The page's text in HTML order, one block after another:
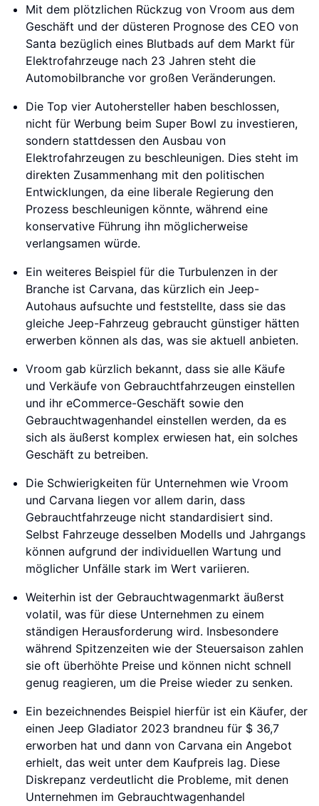
Mit dem plötzlichen Rückzug von Vroom aus dem
Geschäft und der düsteren Prognose des CEO von
Santa bezüglich eines Blutbads auf dem Markt für
Elektrofahrzeuge nach 23 Jahren steht die
Automobilbranche vor großen Veränderungen.
Die Top vier Autohersteller haben beschlossen,
nicht für Werbung beim Super Bowl zu investieren,
sondern stattdessen den Ausbau von
Elektrofahrzeugen zu beschleunigen. Dies steht im
direkten Zusammenhang mit den politischen
Entwicklungen, da eine liberale Regierung den
Prozess beschleunigen könnte, während eine
konservative Führung ihn möglicherweise
verlangsamen würde.
Ein weiteres Beispiel für die Turbulenzen in der
Branche ist Carvana, das kürzlich ein Jeep-
Autohaus aufsuchte und feststellte, dass sie das
gleiche Jeep-Fahrzeug gebraucht günstiger hätten
erwerben können als das, was sie aktuell anbieten.
Vroom gab kürzlich bekannt, dass sie alle Käufe
und Verkäufe von Gebrauchtfahrzeugen einstellen
und ihr eCommerce-Geschäft sowie den
Gebrauchtwagenhandel einstellen werden, da es
sich als äußerst komplex erwiesen hat, ein solches
Geschäft zu betreiben.
Die Schwierigkeiten für Unternehmen wie Vroom
und Carvana liegen vor allem darin, dass
Gebrauchtfahrzeuge nicht standardisiert sind.
Selbst Fahrzeuge desselben Modells und Jahrgangs
können aufgrund der individuellen Wartung und
möglicher Unfälle stark im Wert variieren.
Weiterhin ist der Gebrauchtwagenmarkt äußerst
volatil, was für diese Unternehmen zu einem
ständigen Herausforderung wird. Insbesondere
während Spitzenzeiten wie der Steuersaison zahlen
sie oft überhöhte Preise und können nicht schnell
genug reagieren, um die Preise wieder zu senken.
Ein bezeichnendes Beispiel hierfür ist ein Käufer, der
einen Jeep Gladiator 2023 brandneu für $ 36,7
erworben hat und dann von Carvana ein Angebot
erhielt, das weit unter dem Kaufpreis lag. Diese
Diskrepanz verdeutlicht die Probleme, mit denen
Unternehmen im Gebrauchtwagenhandel